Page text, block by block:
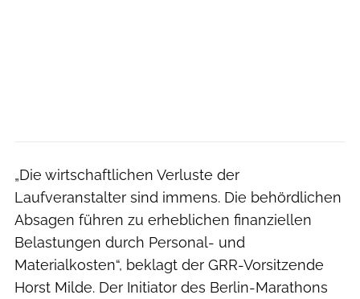
„Die wirtschaftlichen Verluste der
Laufveranstalter sind immens. Die behördlichen
Absagen führen zu erheblichen finanziellen
Belastungen durch Personal- und
Materialkosten“, beklagt der GRR-Vorsitzende
Horst Milde. Der Initiator des Berlin-Marathons